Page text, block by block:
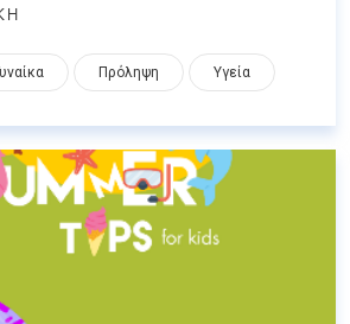
Πρόληψη Υγεία